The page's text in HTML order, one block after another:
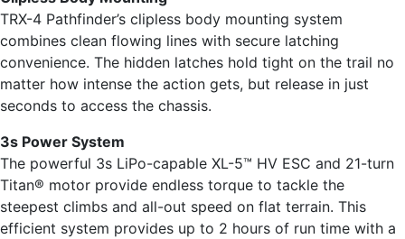
TRX-4 Pathfinder’s clipless body mounting system
combines clean flowing lines with secure latching
convenience. The hidden latches hold tight on the trail no
matter how intense the action gets, but release in just
seconds to access the chassis.
3s Power System
The powerful 3s LiPo-capable XL-5™ HV ESC and 21-turn
Titan® motor provide endless torque to tackle the
steepest climbs and all-out speed on flat terrain. This
efficient system provides up to 2 hours of run time with a